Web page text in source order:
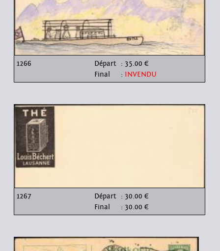
1266 Départ : 35.00 €
Final
: INVENDU
1267 Départ : 30.00 €
Final
: 30.00 €